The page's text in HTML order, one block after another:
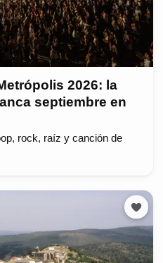
2026: la
septiembre en
rock, raíz y canción de